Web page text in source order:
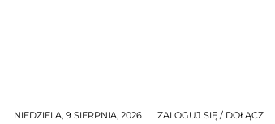
NIEDZIELA, 9 SIERPNIA, 2026 ZALOGUJ SIĘ / DOŁĄCZ